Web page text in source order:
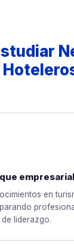
empresarial
en
liderazgo.